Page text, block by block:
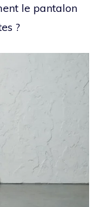
le pantalon
?